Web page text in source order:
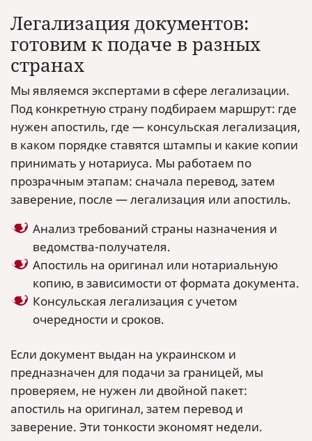
Легализация документов:
готовим к подаче в разных
странах
Мы являемся экспертами в сфере легализации.
Под конкретную страну подбираем маршрут: где
нужен апостиль, где — консульская легализация,
в каком порядке ставятся штампы и какие копии
принимать у нотариуса. Мы работаем по
прозрачным этапам: сначала перевод, затем
заверение, после — легализация или апостиль.
Анализ требований страны назначения и
ведомства-получателя.
Апостиль на оригинал или нотариальную
копию, в зависимости от формата документа.
Консульская легализация с учетом
очередности и сроков.
Если документ выдан на украинском и
предназначен для подачи за границей, мы
проверяем, не нужен ли двойной пакет:
апостиль на оригинал, затем перевод и
заверение. Эти тонкости экономят недели.